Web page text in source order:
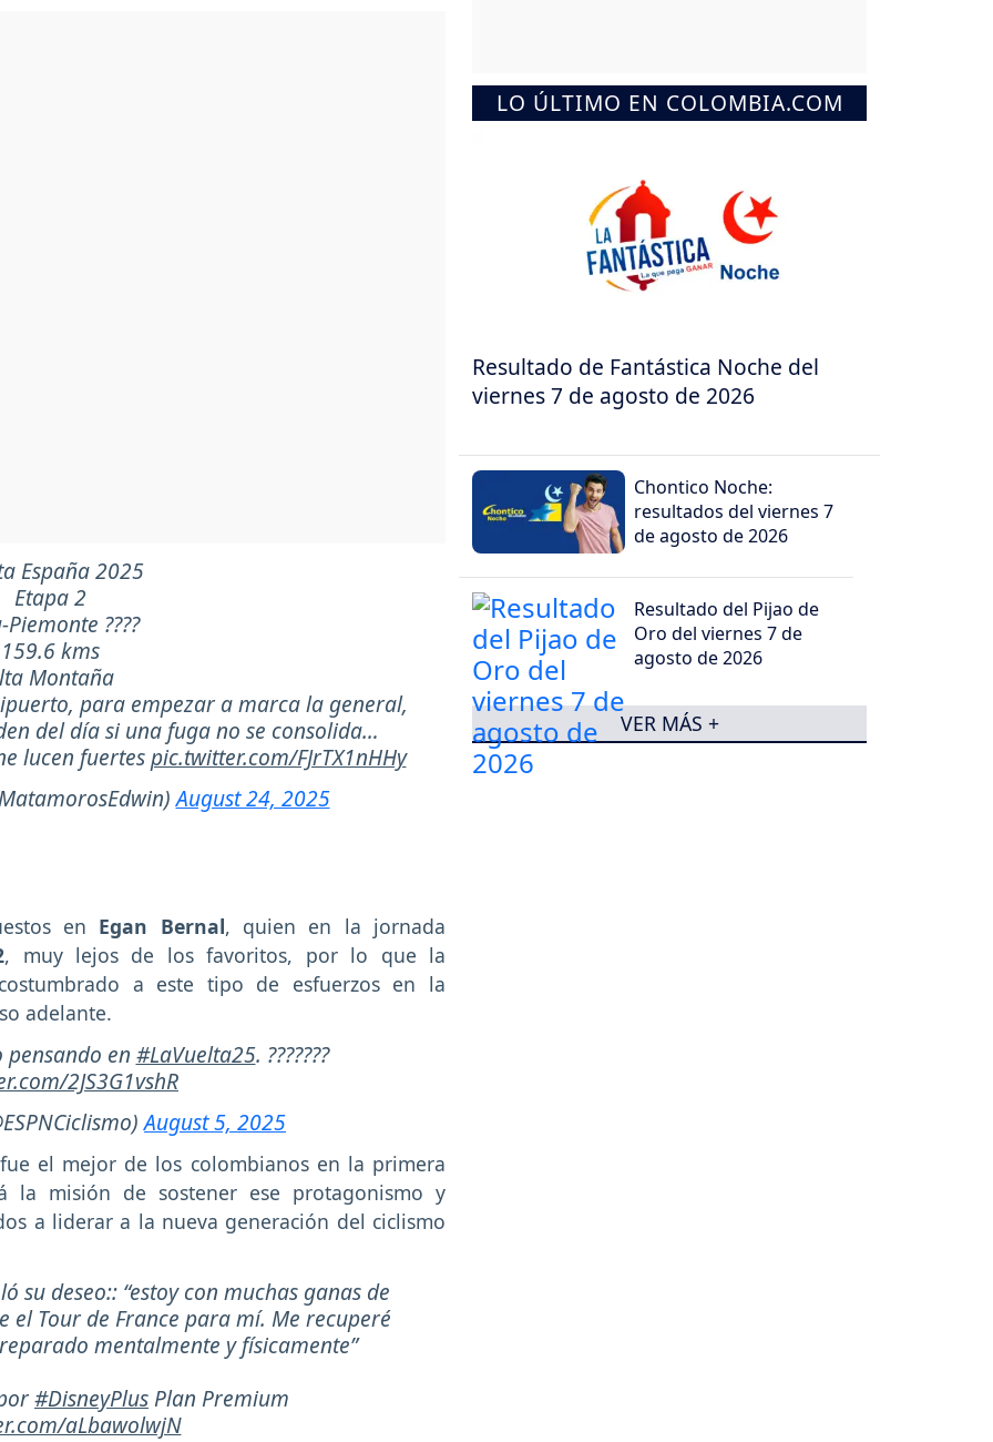
España 2025
Etapa 2
Piemonte ????
159.6 kms
Montaña
para empezar a marca la general,
del día si una fuga no se consolida…
lucen fuertespic.twitter.com/FJrTX1nHHy
August 24, 2025
en Egan Bernal, quien en la jornada
, muy lejos de los favoritos, por lo que la
a este tipo de esfuerzos en la
adelante.
en #LaVuelta25. ???????
2JS3G1vshR
August 5, 2025
el mejor de los colombianos en la primera
la misión de sostener ese protagonismo y
a liderar a la nueva generación del ciclismo
su deseo:: “estoy con muchas ganas de
el Tour de France para mí. Me recuperé
mentalmente y físicamente”
#DisneyPlus Plan Premium
aLbawolwjN
LO ÚLTIMO EN COLOMBIA.COM
Resultado de Fantástica Noche del
viernes 7 de agosto de 2026
Chontico Noche:
resultados del viernes 7
de agosto de 2026
Resultado del Pijao de
Oro del viernes 7 de
agosto de 2026
VER MÁS +